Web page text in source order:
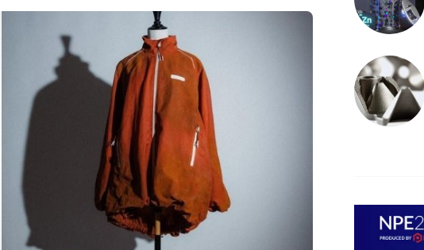
Logiciels 3D
Scanners 3D
Vidéos